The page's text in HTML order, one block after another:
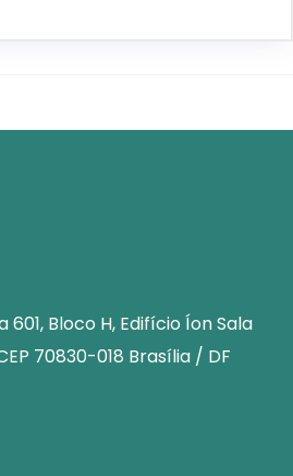
601, Bloco H, Edifício Íon Sala
70830-018 Brasília / DF